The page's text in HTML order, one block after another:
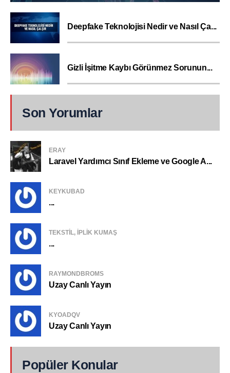
Deepfake Teknolojisi Nedir ve Nasıl Ça...
Gizli İşitme Kaybı Görünmez Sorunun...
Son Yorumlar
ERAY
Laravel Yardımcı Sınıf Ekleme ve Google A...
KEYKUBAD
...
TEKSTIL, IPLIK KUMAŞ
...
RAYMONDBROMS
Uzay Canlı Yayın
KYOADQV
Uzay Canlı Yayın
Popüler Konular